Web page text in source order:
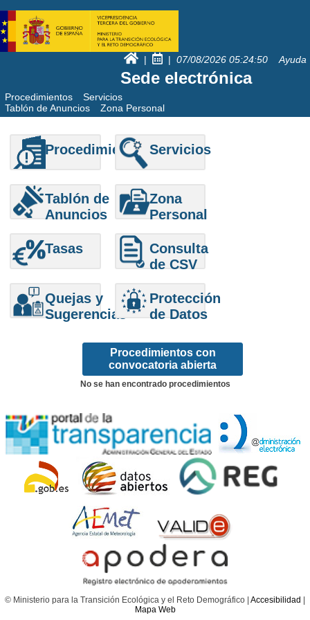
| | 07/08/2026 05:24:50 Ayuda
Sede electrónica
Procedimientos
Servicios
Tablón de Anuncios
Zona Personal
Procedimientos Servicios
Tablón de
Anuncios
Zona
Personal
Tasas
Consulta
de CSV
Quejas y
Sugerencias
Protección
de Datos
Procedimientos con
convocatoria abierta
No se han encontrado procedimientos
© Ministerio para la Transición Ecológica y el Reto Demográfico | Accesibilidad
Mapa Web